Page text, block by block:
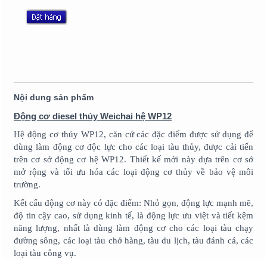
Nội dung sản phẩm
Động cơ diesel thủy Weichai hệ WP12
Hệ động cơ thủy WP12, căn cứ các đặc điểm được sử dụng để
dùng làm động cơ độc lực cho các loại tàu thủy, được cải tiến
trên cơ sở động cơ hệ WP12. Thiết kế mới này dựa trên cơ sở
mở rộng và tối ưu hóa các loại động cơ thủy về bảo vệ môi
trường.
Kết cấu động cơ này có đặc điểm: Nhỏ gọn, động lực mạnh mẽ,
độ tin cậy cao, sử dụng kinh tế, là động lực ưu việt và tiết kệm
năng lượng, nhất là dùng làm động cơ cho các loại tàu chạy
đường sông, các loại tàu chở hàng, tàu du lịch, tàu đánh cá, các
loại tàu công vụ.